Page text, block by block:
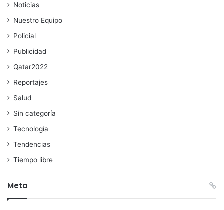
Noticias
Nuestro Equipo
Policial
Publicidad
Qatar2022
Reportajes
Salud
Sin categoría
Tecnología
Tendencias
Tiempo libre
Meta